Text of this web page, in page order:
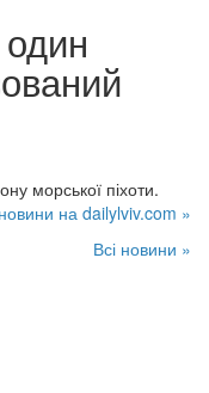
морської піхоти.
на dailylviv.com »
Всі новини »